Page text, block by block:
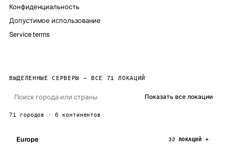
Конфиденциальность
Допустимое использование
Service terms
ВЫДЕЛЕННЫЕ СЕРВЕРЫ — ВСЕ 71 ЛОКАЦИЙ
Показать все локации
71 городов · 6 континентов
Europe 32 ЛОКАЦИЙ